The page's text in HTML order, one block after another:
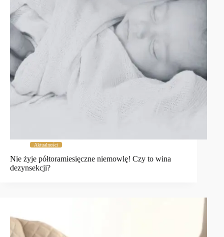
Aktualności
Nie żyje półtoramiesięczne niemowlę! Czy to wina
dezynsekcji?